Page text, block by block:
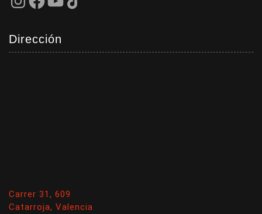
Dirección
Carrer 31, 609
Catarroja, Valencia